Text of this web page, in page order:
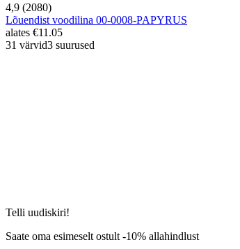
4,9 (2080)
Lõuendist voodilina 00-0008-PAPYRUS
alates €11.05
31 värvid3 suurused
Telli uudiskiri!
Saate oma esimeselt ostult -10% allahindlust